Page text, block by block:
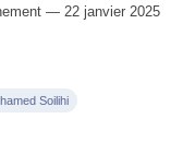
— 22 janvier 2025
Soilihi